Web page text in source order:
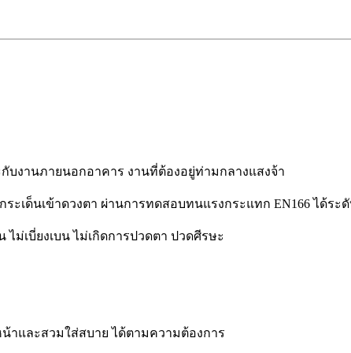
กับงานภายนอกอาคาร งานที่ต้องอยู่ท่ามกลางแสงจ้า
ะเด็นเข้าดวงตา ผ่านการทดสอบทนแรงกระแทก EN166 ได้ระดั
ไม่เบี่ยงเบน ไม่เกิดการปวดตา ปวดศีรษะ
าและสวมใส่สบาย ได้ตามความต้องการ